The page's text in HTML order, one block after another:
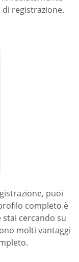
registrazione.
puoi
completo è
cercando su
molti vantaggi